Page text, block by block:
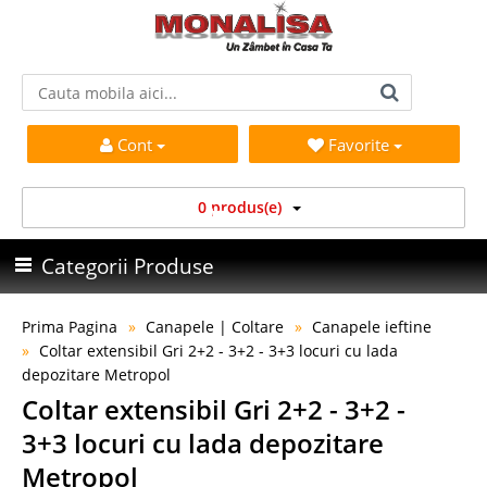
Cont Favorite
0 produs(e)
Categorii Produse
Prima Pagina Canapele | Coltare
Canapele ieftine
Coltar extensibil Gri 2+2 - 3+2 - 3+3 locuri cu lada
depozitare Metropol
Coltar extensibil Gri 2+2 - 3+2 -
3+3 locuri cu lada depozitare
Metropol